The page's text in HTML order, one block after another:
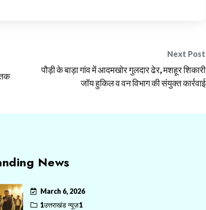
Next Post
पौड़ी के बाड़ा गांव में आदमखोर गुलदार ढेर, मशहूर शिकारी
जॉय हुकिल व वन विभाग की संयुक्त कार्रवाई
News
March 6, 2026
1उत्तराखंड न्यूज़1